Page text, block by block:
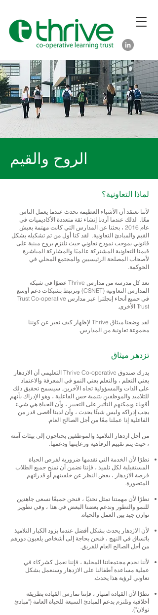
الروح والقيم
لماذا التعاونية؟
لأننا نعتقد أن الأشياء العظيمة تحدث عندما يعمل الناس
معًا. لذلك عندما أردنا إنشاء ثقة متعددة الأكاديميات في
عام 2016 ، بحثنا عن المدارس التي كانت مهتمة بعيش
القيم والمبادئ التعاونية. لقد كنا أول من تم تشكيله بشكل
قانوني بموجب نموذج تعاوني حيث نلتزم بروح مبنية على
قيمنا التعاونية المشتركة عالميًا والمشاركة المباشرة
لأصحاب المصلحة الرئيسيين والمجتمع المحلي في
الحوكمة.
تعد كل مدرسة من مدارس Thrive عضوًا في شبكة
المدارس التعاونية (CSNET) وترتبط بشبكات دعم أوسع
في جميع أنحاء إنجلترا عبر مدارس Trust Co-operative
Trust الأخرى.
لقد وضعنا ميثاق Thrive لإظهار كيف نعبر عن كوننا
مجموعة تعاونية من المدارس.
تزدهر ميثاق
يدرك صندوق Thrive Co-operative التعليمي أن الازدهار
يعني التعلم ، والتعلم يعني النمو في المعرفة والاعتماد
على الذات والمسؤولية تجاه الآخرين. سيسمح تحقيق ذلك
للتلاميذ والموظفين بتنمية حس الفاعلية ، وهو الإدراك بأنهم
أقوياء ويمكنهم التأثير على التغيير ، وأن الحياة هي شيء
يجب إدراكه وليس شيئًا يحدث ، وأن لدينا أقصى قدر من
الفاعلية إذا عملنا معًا من أجل الصالح العام.
من أجل ازدهار التلاميذ والموظفين يحتاجون إلى بيئات آمنة
، حيث يتم تقييم الرفاهية ورعايتها ودعمها.
نظرًا لأن الخدمة التي نقدمها ضرورية لفرص الحياة
المستقبلية لكل تلميذ ، فإننا نضمن أن نمنح جميع الطلاب
فرصة الازدهار ، بغض النظر عن خلفيتهم أو قدراتهم
المتصورة.
نظرًا لأن مهمتنا تمثل تحديًا ، فنحن جميعًا نسعى جاهدين
للنمو والتطور وندعم بعضنا البعض في هذا ، وفي تطوير
توازن جيد بين العمل والحياة.
لأن الازدهار يحدث بشكل أفضل عندما يزود الكبار التلاميذ
باتساق في النهج ، فنحن بحاجة إلى أشخاص يلعبون دورهم
من أجل الصالح العام للفريق.
لأننا نخدم مجتمعاتنا المحلية ، فإننا نعمل كشركاء في
عملية مساعدة أطفالنا على الازدهار وسنعمل بشكل
تعاوني لرؤية هذا يحدث.
نظرًا لأن القيادة امتياز ، فإننا نمارس القيادة بطريقة
أخلاقية ونلتزم بدعم المبادئ السبعة للحياة العامة ("مبادئ
نولان").